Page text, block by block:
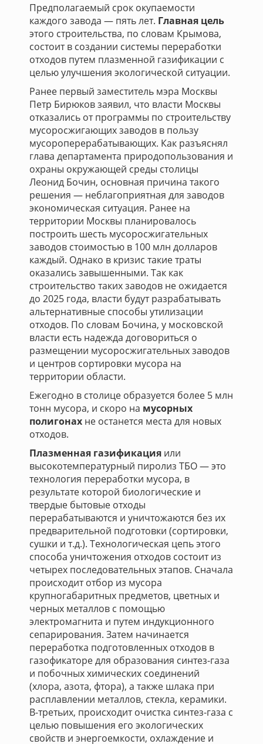
Предполагаемый срок окупаемости
каждого завода — пять лет. Главная цель
этого строительства, по словам Крымова,
состоит в создании системы переработки
отходов путем плазменной газификации с
целью улучшения экологической ситуации.
Ранее первый заместитель мэра Москвы
Петр Бирюков заявил, что власти Москвы
отказались от программы по строительству
мусоросжигающих заводов в пользу
мусороперерабатывающих. Как разъяснял
глава департамента природопользования и
охраны окружающей среды столицы
Леонид Бочин, основная причина такого
решения — неблагоприятная для заводов
экономическая ситуация. Ранее на
территории Москвы планировалось
построить шесть мусоросжигательных
заводов стоимостью в 100 млн долларов
каждый. Однако в кризис такие траты
оказались завышенными. Так как
строительство таких заводов не ожидается
до 2025 года, власти будут разрабатывать
альтернативные способы утилизации
отходов. По словам Бочина, у московской
власти есть надежда договориться о
размещении мусоросжигательных заводов
и центров сортировки мусора на
территории области.
Ежегодно в столице образуется более 5 млн
тонн мусора, и скоро на мусорных
полигонах не останется места для новых
отходов.
Плазменная газификация или
высокотемпературный пиролиз ТБО — это
технология переработки мусора, в
результате которой биологические и
твердые бытовые отходы
перерабатываются и уничтожаются без их
предварительной подготовки (сортировки,
сушки и т.д.). Технологическая цепь этого
способа уничтожения отходов состоит из
четырех последовательных этапов. Сначала
происходит отбор из мусора
крупногабаритных предметов, цветных и
черных металлов с помощью
электромагнита и путем индукционного
сепарирования. Затем начинается
переработка подготовленных отходов в
газофикаторе для образования синтез-газа
и побочных химических соединений
(хлора, азота, фтора), а также шлака при
расплавлении металлов, стекла, керамики.
В-третьих, происходит очистка синтез-газа с
целью повышения его экологических
свойств и энергоемкости, охлаждение и